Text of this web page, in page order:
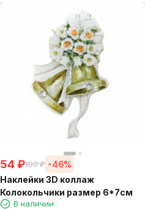
54 ₽100 ₽ -46%
Наклейки 3D коллаж
Колокольчики размер 6*7см
В наличии